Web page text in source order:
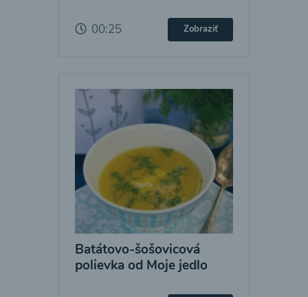
00:25 Zobraziť
Batátovo-šošovicová
polievka od Moje jedlo